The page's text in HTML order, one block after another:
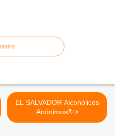
EL SALVADOR Alcohólicos
Anónimos® >